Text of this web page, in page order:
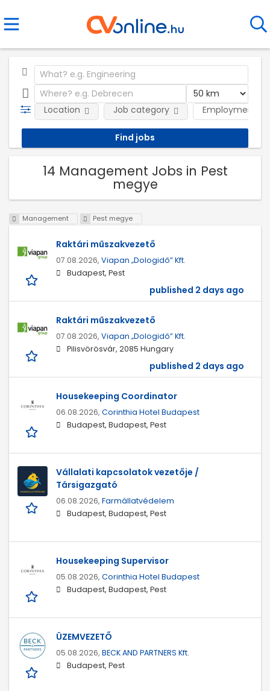
Employment
Location Job category
14 Management Jobs in Pest
megye
Management Pest megye
Raktári műszakvezető
07.08.2026, Viapan „Dologidő” Kft.
Budapest, Pest
published 2 days ago
Raktári műszakvezető
07.08.2026, Viapan „Dologidő” Kft.
Pilisvörösvár, 2085 Hungary
published 2 days ago
Housekeeping Coordinator
06.08.2026, Corinthia Hotel Budapest
Budapest, Budapest, Pest
Vállalati kapcsolatok vezetője /
Társigazgató
06.08.2026, Farmállatvédelem
Budapest, Budapest, Pest
Housekeeping Supervisor
05.08.2026, Corinthia Hotel Budapest
Budapest, Budapest, Pest
ÜZEMVEZETŐ
05.08.2026, BECK AND PARTNERS Kft.
Budapest, Pest